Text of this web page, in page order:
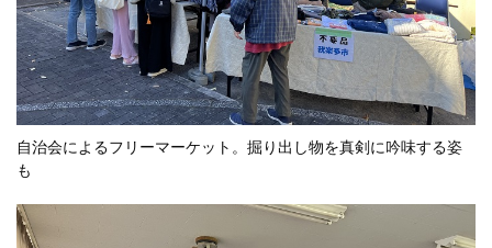
自治会によるフリーマーケット。掘り出し物を真剣に吟味する姿
も